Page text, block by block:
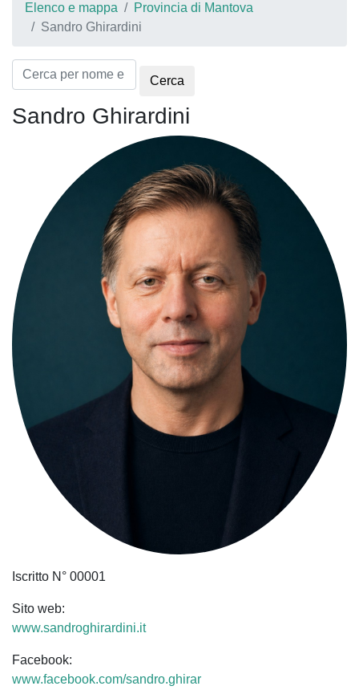
Elenco e mappa
Provincia di Mantova
Sandro Ghirardini
Cerca
Sandro Ghirardini
Iscritto N° 00001
Sito web:
www.sandroghirardini.it
Facebook:
www.facebook.com/sandro.ghirar